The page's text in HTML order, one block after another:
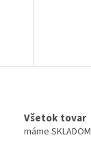
Všetok tovar
máme SKLADOM